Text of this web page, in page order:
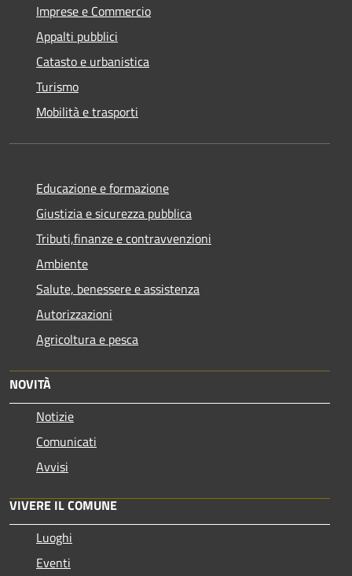
Imprese e Commercio
Appalti pubblici
Catasto e urbanistica
Turismo
Mobilità e trasporti
Educazione e formazione
Giustizia e sicurezza pubblica
Tributi,finanze e contravvenzioni
Ambiente
Salute, benessere e assistenza
Autorizzazioni
Agricoltura e pesca
NOVITÀ
Notizie
Comunicati
Avvisi
VIVERE IL COMUNE
Luoghi
Eventi